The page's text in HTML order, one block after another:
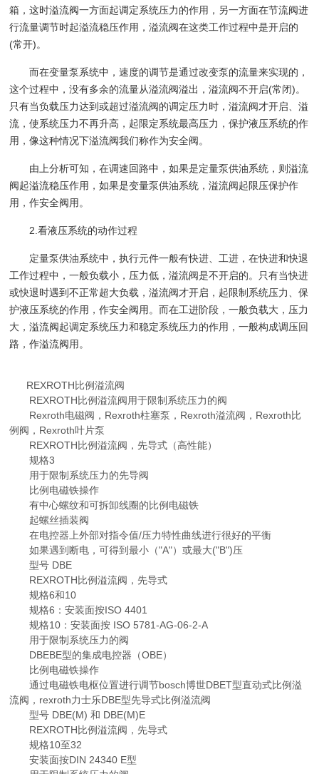
箱，这时溢流阀一方面起调定系统压力的作用，另一方面在节流阀进
行流量调节时起溢流稳压作用，溢流阀在这类工作过程中是开启的
(常开)。
而在变量泵系统中，速度的调节是通过改变泵的流量来实现的，
这个过程中，没有多余的流量从溢流阀溢出，溢流阀不开启(常闭)。
只有当负载压力达到或超过溢流阀的调定压力时，溢流阀才开启、溢
流，使系统压力不再升高，起限定系统最高压力，保护液压系统的作
用，像这种情况下溢流阀我们称作为安全阀。
由上分析可知，在调速回路中，如果是定量泵供油系统，则溢流
阀起溢流稳压作用，如果是变量泵供油系统，溢流阀起限压保护作
用，作安全阀用。
2.看液压系统的动作过程
定量泵供油系统中，执行元件一般有快进、工进，在快进和快退
工作过程中，一般负载小，压力低，溢流阀是不开启的。只有当快进
或快退时遇到不正常超大负载，溢流阀才开启，起限制系统压力、保
护液压系统的作用，作安全阀用。而在工进阶段，一般负载大，压力
大，溢流阀起调定系统压力和稳定系统压力的作用，一般构成调压回
路，作溢流阀用。
REXROTH比例溢流阀
REXROTH比例溢流阀用于限制系统压力的阀
Rexroth电磁阀，Rexroth柱塞泵，Rexroth溢流阀，Rexroth比
例阀，Rexroth叶片泵
REXROTH比例溢流阀，先导式（高性能）
规格3
用于限制系统压力的先导阀
比例电磁铁操作
有中心螺纹和可拆卸线圈的比例电磁铁
起螺丝插装阀
在电控器上外部对指令值/压力特性曲线进行很好的平衡
如果遇到断电，可得到最小（"A"）或最大("B")压
型号 DBE
REXROTH比例溢流阀，先导式
规格6和10
规格6：安装面按ISO 4401
规格10：安装面按 ISO 5781-AG-06-2-A
用于限制系统压力的阀
DBEBE型的集成电控器（OBE）
比例电磁铁操作
通过电磁铁电枢位置进行调节bosch博世DBET型直动式比例溢
流阀，rexroth力士乐DBE型先导式比例溢流阀
型号 DBE(M) 和 DBE(M)E
REXROTH比例溢流阀，先导式
规格10至32
安装面按DIN 24340 E型